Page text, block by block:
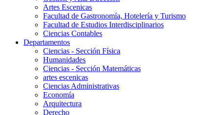
Artes Escenicas
Facultad de Gastronomía, Hotelería y Turismo
Facultad de Estudios Interdisciplinarios
Ciencias Contables
Departamentos
Ciencias - Sección Física
Humanidades
Ciencias - Sección Matemáticas
artes escenicas
Ciencias Administrativas
Economía
Arquitectura
Derecho